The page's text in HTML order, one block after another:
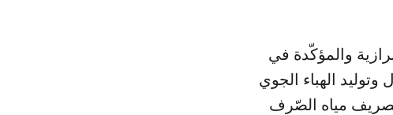
والمؤكّدة في
الهباء الجوي
مياه الصّرف